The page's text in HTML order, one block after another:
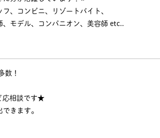
、コンビニ、リゾートバイト、
モデル、コンパニオン、美容師 etc..
数！
応相談です★
きます。